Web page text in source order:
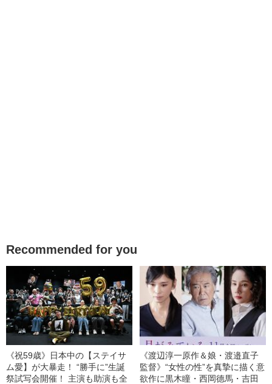
Recommended for you
《祝59歳》日本中の【ステイサ
ム愛】が大暴走！ “勝手に”生誕
祭試写会開催！ 主演も助演も全
《渡辺淳一原作＆娘・渡邉直子
監督》“女性の性”を真摯に描く意
欲作に黒木瞳・西岡德馬・吉田